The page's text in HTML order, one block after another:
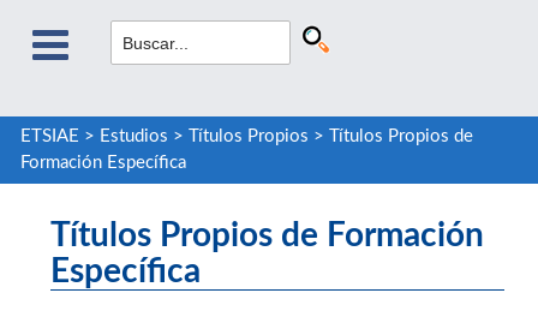
ETSIAE > Estudios > Títulos Propios >
Títulos Propios de
Formación Específica
Títulos Propios de Formación
Específica